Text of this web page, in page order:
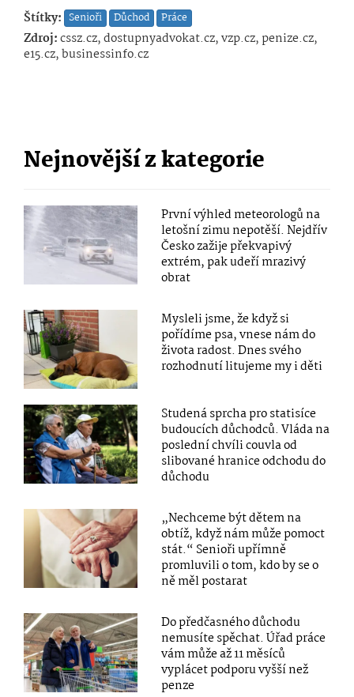
Štítky: Senioři Důchod Práce
Zdroj:cssz.cz, dostupnyadvokat.cz, vzp.cz, penize.cz,
e15.cz, businessinfo.cz
Nejnovější z kategorie
První výhled meteorologů na
letošní zimu nepotěší. Nejdřív
Česko zažije překvapivý
extrém, pak udeří mrazivý
obrat
Mysleli jsme, že když si
pořídíme psa, vnese nám do
života radost. Dnes svého
rozhodnutí litujeme my i děti
Studená sprcha pro statisíce
budoucích důchodců. Vláda na
poslední chvíli couvla od
slibované hranice odchodu do
důchodu
„Nechceme být dětem na
obtíž, když nám může pomoct
stát.“ Senioři upřímně
promluvili o tom, kdo by se o
ně měl postarat
Do předčasného důchodu
nemusíte spěchat. Úřad práce
vám může až 11 měsíců
vyplácet podporu vyšší než
penze